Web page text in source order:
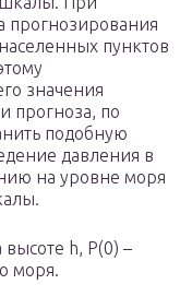
прогнозирования
пунктов
значения
прогноза, по
подобную
давления в
на уровне моря
h, P(0) –
моря.